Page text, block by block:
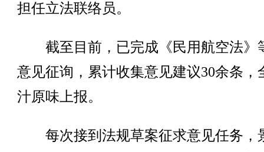
担任立法联络员。
截至目前，已完成《民用航空法》
意见征询，累计收集意见建议30余条，
汁原味上报。
每次接到法规草案征求意见任务，